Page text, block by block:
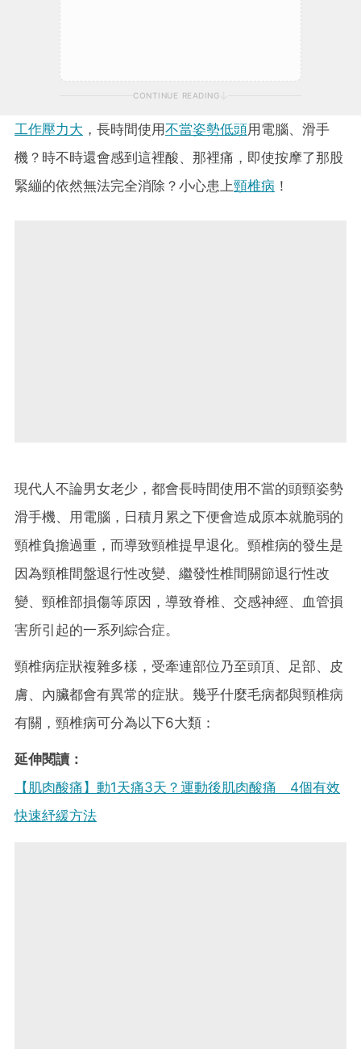
CONTINUE READING
工作壓力大 ，長時間使用不當姿勢低頭用電腦、滑手
機？時不時還會感到這裡酸、那裡痛，即使按摩了那股
緊繃的依然無法完全消除？小心患上頸椎病 ！
現代人不論男女老少，都會長時間使用不當的頭頸姿勢
滑手機、用電腦，日積月累之下便會造成原本就脆弱的
頸椎負擔過重，而導致頸椎提早退化。頸椎病的發生是
因為頸椎間盤退行性改變、繼發性椎間關節退行性改
變、頸椎部損傷等原因，導致脊椎、交感神經、血管損
害所引起的一系列綜合症。
頸椎病症狀複雜多樣，受牽連部位乃至頭頂、足部、皮
膚、內臟都會有異常的症狀。幾乎什麼毛病都與頸椎病
有關，頸椎病可分為以下6大類：
延伸閱讀：
【肌肉酸痛】動1天痛3天？運動後肌肉酸痛 4個有效
快速紓緩方法